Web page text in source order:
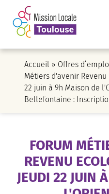
Accueil » Offres
Métiers d'avenir
22 juin à 9h Maison de
Bellefontaine :
FORUM
REVENU
JEUDI 22 JUIN